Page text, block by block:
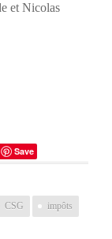
et Nicolas
Save
CSG impôts